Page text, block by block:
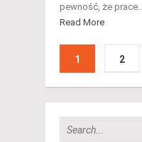
pewność, że prace…
Read More
1 2